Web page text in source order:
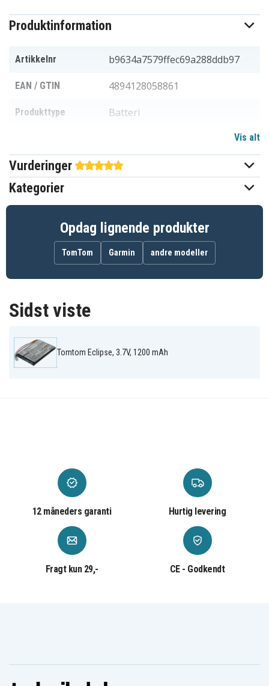
Produktinformation
Artikkelnr b9634a7579ffec69a288ddb97
EAN / GTIN 4894128058861
Produkttype Batteri
Batteritype Li-Polymer
Passer til mærket
Batteriet erstatter:
Batteriet er kompatibelt med følgende produkter:
AVN4430
Vis alt
Vurderinger
Kategorier
Opdag lignende produkter
TomTom Garmin andre modeller
Sidst viste
Tomtom Eclipse, 3.7V, 1200 mAh
12 måneders garanti Hurtig levering
Fragt kun 29,- CE - Godkendt